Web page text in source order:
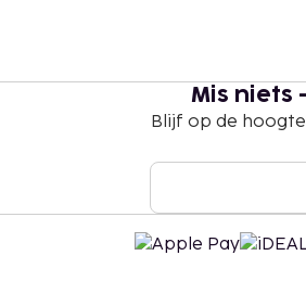
mogen contante
van EUR 500 niet
aangevraagd worden,
Mis niets
Blijf op de